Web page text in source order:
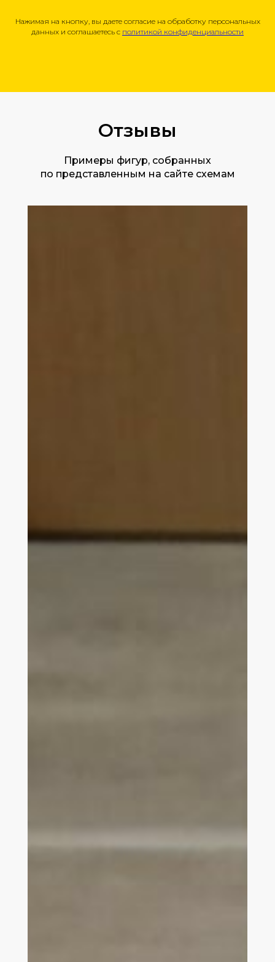
Нажимая на кнопку, вы даете согласие на обработку персональных
данных и соглашаетесь c политикой конфиденциальности
Отзывы
Примеры фигур, собранных
по представленным на сайте схемам